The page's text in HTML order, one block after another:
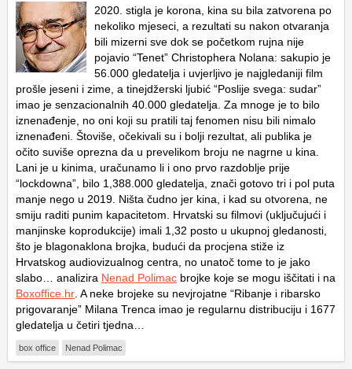
2020. stigla je korona, kina su bila zatvorena po
nekoliko mjeseci, a rezultati su nakon otvaranja
bili mizerni sve dok se početkom rujna nije
pojavio “Tenet” Christophera Nolana: sakupio je
56.000 gledatelja i uvjerljivo je najgledaniji film
prošle jeseni i zime, a tinejdžerski ljubić “Poslije svega: sudar”
imao je senzacionalnih 40.000 gledatelja. Za mnoge je to bilo
iznenađenje, no oni koji su pratili taj fenomen nisu bili nimalo
iznenađeni. Štoviše, očekivali su i bolji rezultat, ali publika je
očito suviše oprezna da u prevelikom broju ne nagrne u kina.
Lani je u kinima, uračunamo li i ono prvo razdoblje prije
“lockdowna”, bilo 1,388.000 gledatelja, znači gotovo tri i pol puta
manje nego u 2019. Ništa čudno jer kina, i kad su otvorena, ne
smiju raditi punim kapacitetom. Hrvatski su filmovi (uključujući i
manjinske koprodukcije) imali 1,32 posto u ukupnoj gledanosti,
što je blagonaklona brojka, budući da procjena stiže iz
Hrvatskog audiovizualnog centra, no unatoč tome to je jako
slabo… analizira Nenad Polimac brojke koje se mogu iščitati i na
Boxoffice.hr . A neke brojeke su nevjrojatne “Ribanje i ribarsko
prigovaranje” Milana Trenca imao je regularnu distribuciju i 1677
gledatelja u četiri tjedna…
box office Nenad Polimac